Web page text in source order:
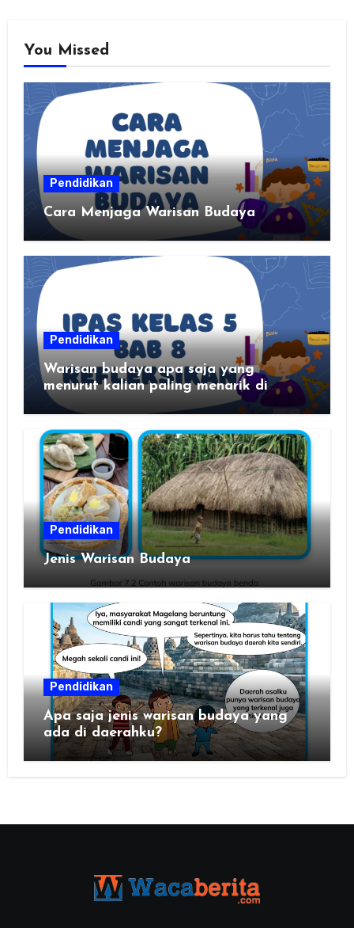
You Missed
Pendidikan
Cara Menjaga Warisan Budaya
Pendidikan
Warisan budaya apa saja yang
menurut kalian paling menarik di
Pendidikan
Jenis Warisan Budaya
Pendidikan
Apa saja jenis warisan budaya yang
ada di daerahku?